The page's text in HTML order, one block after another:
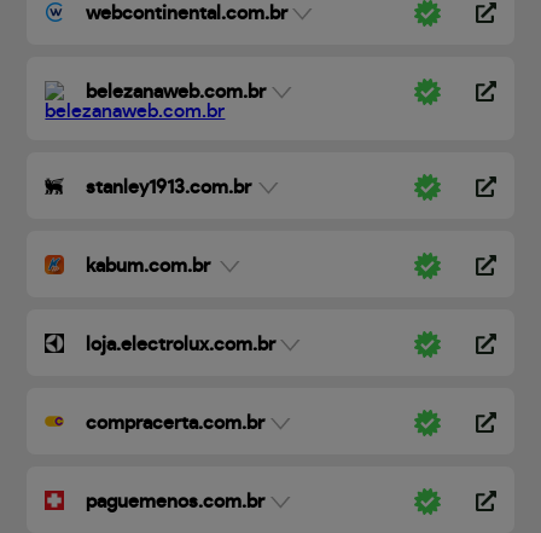
webcontinental.com.br
belezanaweb.com.br
stanley1913.com.br
kabum.com.br
loja.electrolux.com.br
compracerta.com.br
paguemenos.com.br